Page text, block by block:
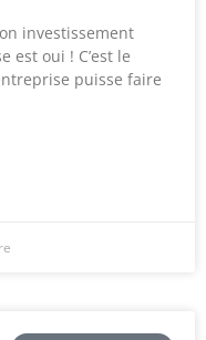
investissement
est oui ! C’est le
puisse faire